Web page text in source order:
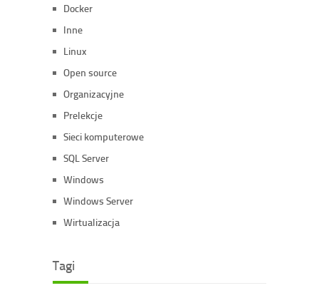
Docker
Inne
Linux
Open source
Organizacyjne
Prelekcje
Sieci komputerowe
SQL Server
Windows
Windows Server
Wirtualizacja
Tagi